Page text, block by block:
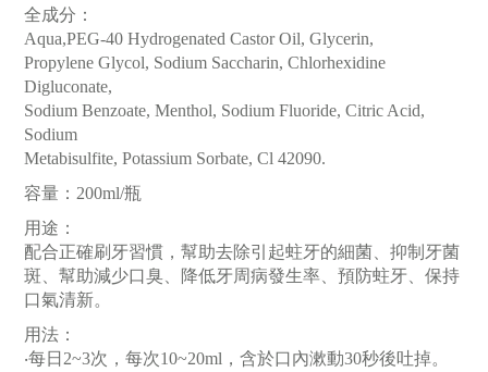
全成分：
Aqua,PEG-40 Hydrogenated Castor Oil, Glycerin,
Propylene Glycol, Sodium Saccharin, Chlorhexidine
Digluconate,
Sodium Benzoate, Menthol, Sodium Fluoride, Citric Acid,
Sodium
Metabisulfite, Potassium Sorbate, Cl 42090.
容量：200ml/瓶
用途：
配合正確刷牙習慣，幫助去除引起蛀牙的細菌、抑制牙菌
斑、幫助減少口臭、降低牙周病發生率、預防蛀牙、保持
口氣清新。
用法：
‧每日2~3次，每次10~20ml，含於口內漱動30秒後吐掉。